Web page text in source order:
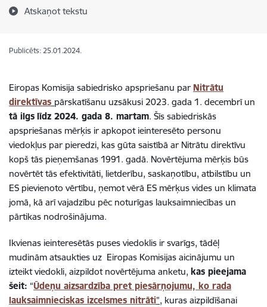
Atskaņot tekstu
Publicēts: 25.01.2024.
Eiropas Komisija sabiedrisko apspriešanu par Nitrātu
direktīvas pārskatīšanu uzsākusi 2023. gada 1. decembrī un
tā ilgs līdz 2024. gada 8. martam. Šīs sabiedriskās
apspriešanas mērķis ir apkopot ieinteresēto personu
viedokļus par pieredzi, kas gūta saistībā ar Nitrātu direktīvu
kopš tās pieņemšanas 1991. gadā. Novērtējuma mērķis būs
novērtēt tās efektivitāti, lietderību, saskaņotību, atbilstību un
ES pievienoto vērtību, ņemot vērā ES mērķus vides un klimata
jomā, kā arī vajadzību pēc noturīgas lauksaimniecības un
pārtikas nodrošinājuma.
Ikvienas ieinteresētās puses viedoklis ir svarīgs, tādēļ
mudinām atsaukties uz Eiropas Komisijas aicinājumu un
izteikt viedokli, aizpildot novērtējuma anketu, kas pieejama
šeit: “Ūdeņu aizsardzība pret piesārņojumu, ko rada
lauksaimnieciskas izcelsmes nitrāti”, kuras aizpildīšanai